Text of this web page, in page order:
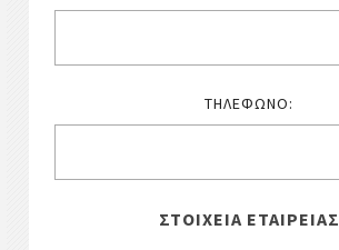
ΤΗΛΈΦΩΝΟ:
ΣΤΟΙΧΕΊΑ ΕΤΑΙΡΕΊΑΣ